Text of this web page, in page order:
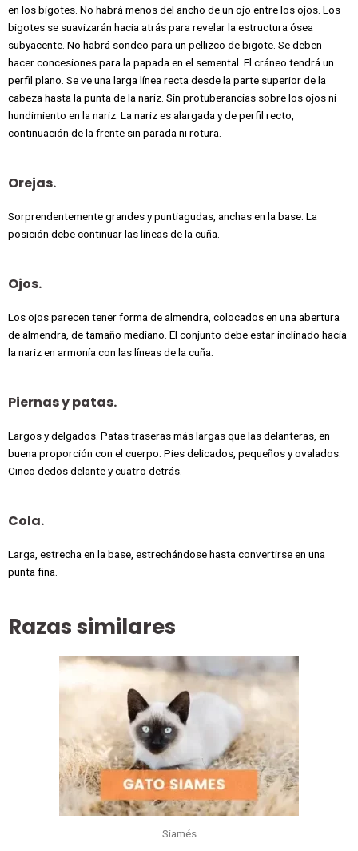
en los bigotes. No habrá menos del ancho de un ojo entre los ojos. Los
bigotes se suavizarán hacia atrás para revelar la estructura ósea
subyacente. No habrá sondeo para un pellizco de bigote. Se deben
hacer concesiones para la papada en el semental. El cráneo tendrá un
perfil plano. Se ve una larga línea recta desde la parte superior de la
cabeza hasta la punta de la nariz. Sin protuberancias sobre los ojos ni
hundimiento en la nariz. La nariz es alargada y de perfil recto,
continuación de la frente sin parada ni rotura.
Orejas.
Sorprendentemente grandes y puntiagudas, anchas en la base. La
posición debe continuar las líneas de la cuña.
Ojos.
Los ojos parecen tener forma de almendra, colocados en una abertura
de almendra, de tamaño mediano. El conjunto debe estar inclinado hacia
la nariz en armonía con las líneas de la cuña.
Piernas y patas.
Largos y delgados. Patas traseras más largas que las delanteras, en
buena proporción con el cuerpo. Pies delicados, pequeños y ovalados.
Cinco dedos delante y cuatro detrás.
Cola.
Larga, estrecha en la base, estrechándose hasta convertirse en una
punta fina.
Razas similares
Siamés